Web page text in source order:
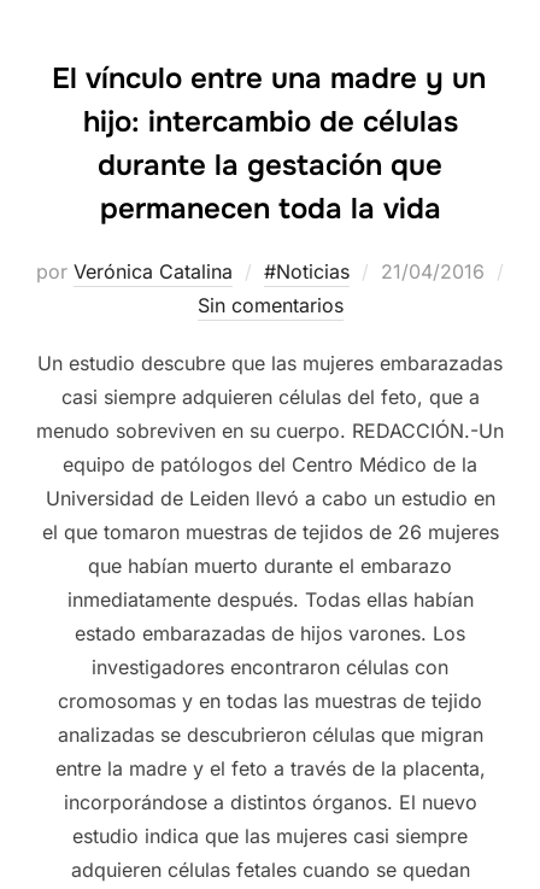
El vínculo entre una madre y un
hijo: intercambio de células
durante la gestación que
permanecen toda la vida
por Verónica Catalina #Noticias
21/04/2016
Sin comentarios
Un estudio descubre que las mujeres embarazadas
casi siempre adquieren células del feto, que a
menudo sobreviven en su cuerpo. REDACCIÓN.-Un
equipo de patólogos del Centro Médico de la
Universidad de Leiden llevó a cabo un estudio en
el que tomaron muestras de tejidos de 26 mujeres
que habían muerto durante el embarazo
inmediatamente después. Todas ellas habían
estado embarazadas de hijos varones. Los
investigadores encontraron células con
cromosomas y en todas las muestras de tejido
analizadas se descubrieron células que migran
entre la madre y el feto a través de la placenta,
incorporándose a distintos órganos. El nuevo
estudio indica que las mujeres casi siempre
adquieren células fetales cuando se quedan